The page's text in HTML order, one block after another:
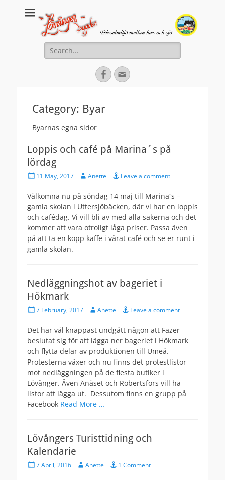
Lovanger.se
Välkommen till Lövånger
Search
for:
Facebook
Email
Category: Byar
Byarnas egna sidor
Loppis och café på Marina´s på
lördag
Posted11 May, 2017 Author
Anette Leave a comment
Välkomna nu på söndag 14 maj till Marina´s –
gamla skolan i Uttersjöbäcken, där vi har en loppis
och cafédag. Vi vill bli av med alla sakerna och det
kommer att vara otroligt låga priser. Passa även
på att ta en kopp kaffe i vårat café och se er runt i
gamla skolan.
Nedläggningshot av bageriet i
Hökmark
Posted7 February, 2017 Author
Anette Leave a comment
Det har väl knappast undgått någon att Fazer
beslutat sig för att lägga ner bageriet i Hökmark
och flytta delar av produktionen till Umeå.
Protesterna växer och nu finns det protestlistor
mot nedläggningen på de flesta butiker i
Lövånger. Även Ånäset och Robertsfors vill ha
listor att lägga ut. Dessutom finns en grupp på
Facebook Read More …
Lövångers Turisttidning och
Kalendarie
Posted7 April, 2016 Author
Anette 1 Comment